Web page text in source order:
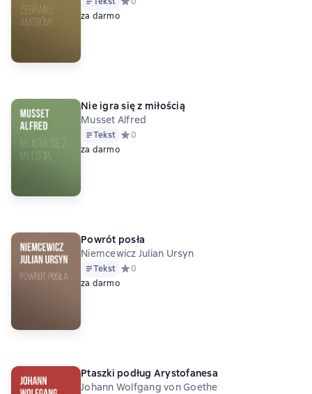
za darmo
Nie igra się z miłością
Musset Alfred
Tekst Средний рейтинг 0 на основе 0 оценок
0
za darmo
Powrót posła
Niemcewicz Julian Ursyn
Tekst Средний рейтинг 0 на основе 0 оценок
0
za darmo
Ptaszki podług Arystofanesa
Johann Wolfgang von Goethe